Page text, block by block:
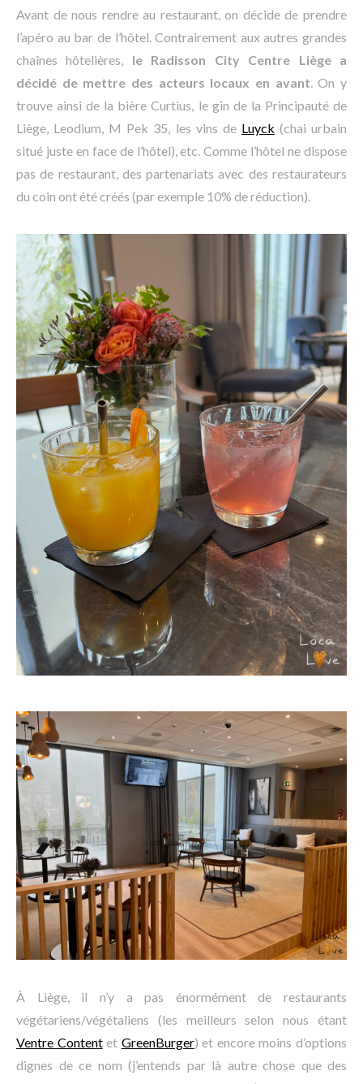
Avant de nous rendre au restaurant, on décide de prendre
l’apéro au bar de l’hôtel. Contrairement aux autres grandes
chaînes hôtelières, le Radisson City Centre Liège a
décidé de mettre des acteurs locaux en avant . On y
trouve ainsi de la bière Curtius, le gin de la Principauté de
Liège, Leodium, M Pek 35, les vins de Luyck (chai urbain
situé juste en face de l’hôtel), etc. Comme l’hôtel ne dispose
pas de restaurant, des partenariats avec des restaurateurs
du coin ont été créés (par exemple 10% de réduction).
À Liège, il n’y a pas énormément de restaurants
végétariens/végétaliens (les meilleurs selon nous étant
Ventre Contentet GreenBurger) et encore moins d’options
dignes de ce nom (j’entends par là autre chose que des